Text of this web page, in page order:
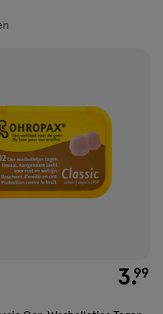
€ 3.99
3.99